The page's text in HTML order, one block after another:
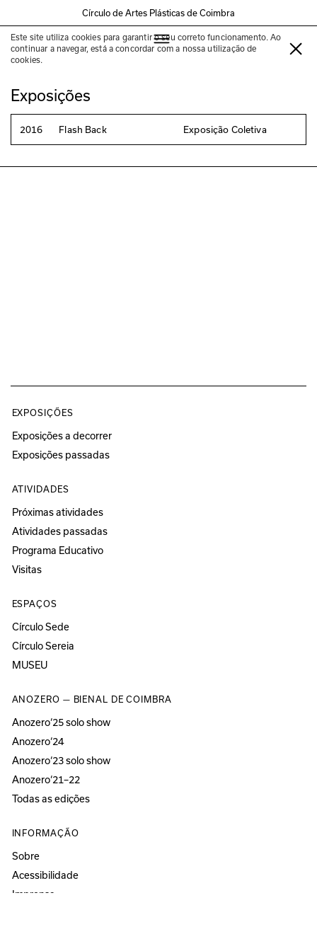
Círculo de Artes Plásticas de Coimbra
Este site utiliza cookies para garantir o seu correto funcionamento. Ao
continuar a navegar, está a concordar com a nossa utilização de
cookies.
Helder Gorjão
Exposições
2016 Flash Back Exposição Coletiva
EXPOSIÇÕES
Exposições a decorrer
Exposições passadas
ATIVIDADES
Próximas atividades
Atividades passadas
Programa Educativo
Visitas
ESPAÇOS
Círculo Sede
Círculo Sereia
MUSEU
ANOZERO — BIENAL DE COIMBRA
Anozero‘25 solo show
Anozero‘24
Anozero‘23 solo show
Anozero‘21–22
Todas as edições
INFORMAÇÃO
Sobre
Acessibilidade
Imprensa